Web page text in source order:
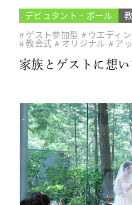
デビュタント・ボール
ゲスト参加型
ウエディ
教会式 オリジナル ア
家族とゲストに想